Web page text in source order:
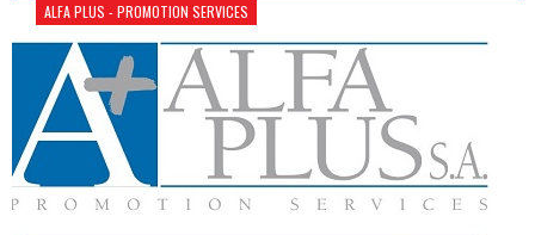
ALFA PLUS - PROMOTION SERVICES